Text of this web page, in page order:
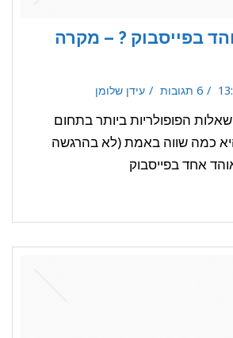
בפייסבוק ? – מקרה
6 תגובות עידן שלומן
הפופולריות ביותר בתחום
כמה שווה באמת (לא בהרגשה
אחד בפייסבוק